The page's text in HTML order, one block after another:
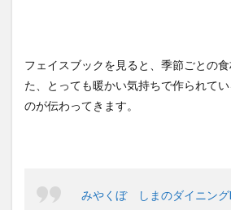
フェイスブックを見ると、季節ごとの
た、とっても暖かい気持ちで作られて
のが伝わってきます。
みやくぼ しまのダイニング